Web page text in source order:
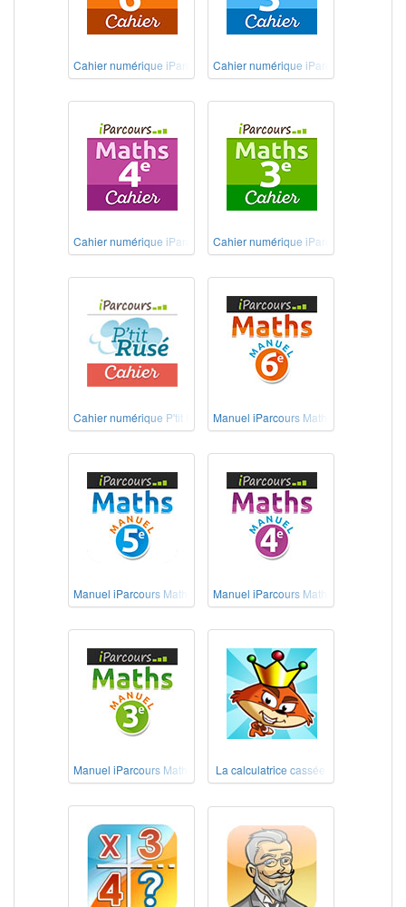
Cahier numérique iParcours Maths 6eCahier numérique iParcours Maths 5e
Cahier numérique iParcours Maths 4eCahier numérique iParcours Maths 3e
Cahier numérique P'tit Rusé Maths Cycle 3
Manuel iParcours Maths 6e
Manuel iParcours Maths 5e Manuel iParcours Maths 4e
Manuel iParcours Maths 3e La calculatrice cassée